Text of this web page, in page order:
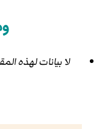
لا بيانات لهذه